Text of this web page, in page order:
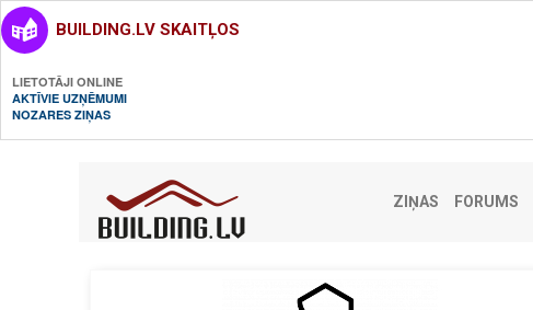
BUILDING.LV SKAITĻOS
LIETOTĀJI ONLINE
AKTĪVIE UZŅĒMUMI
NOZARES ZIŅAS
ZIŅAS FORUMS